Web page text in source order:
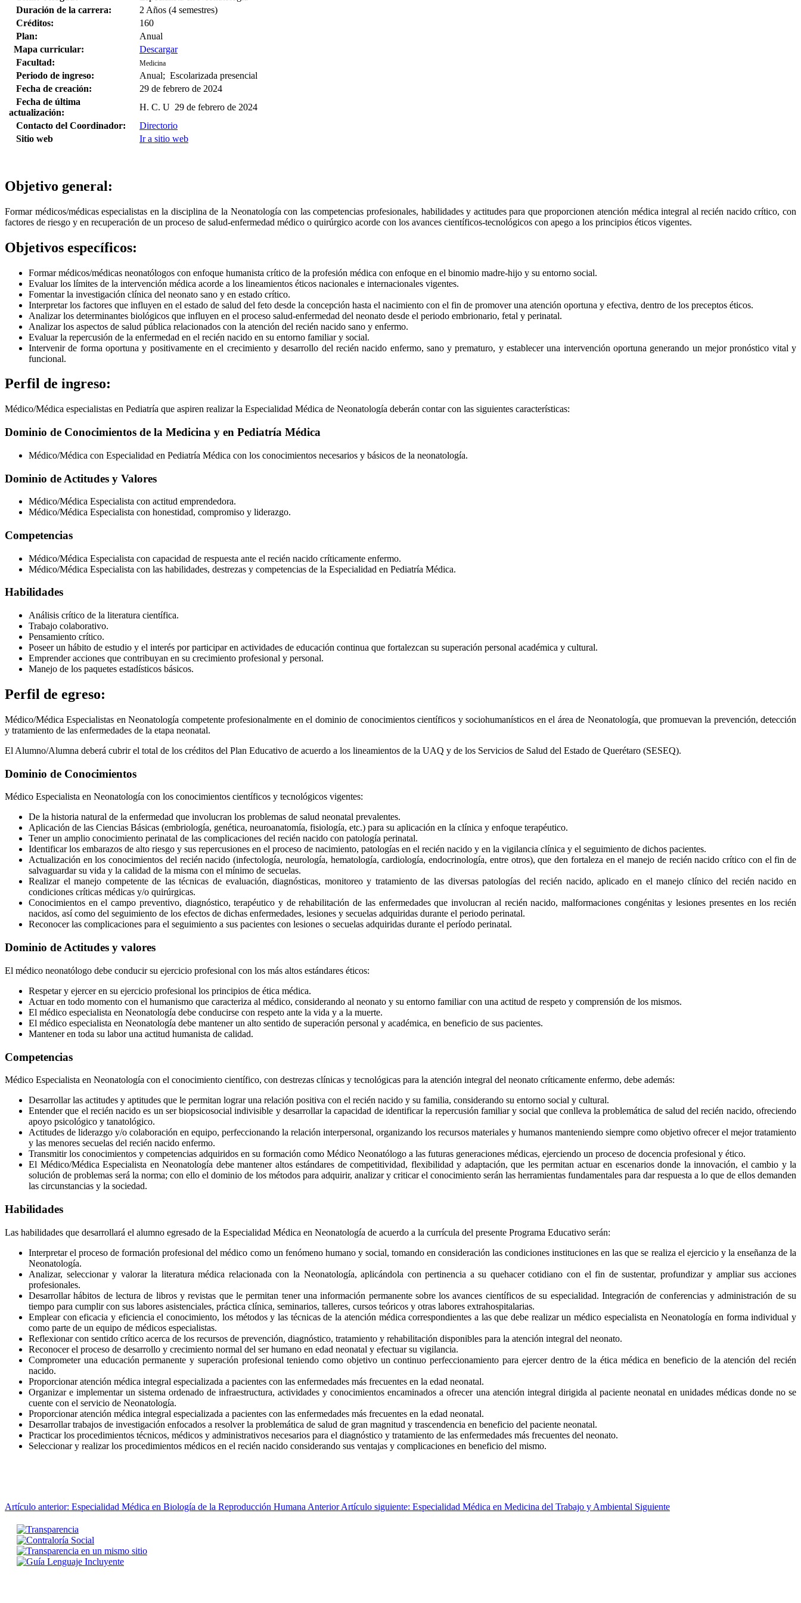
Duración de la carrera:
2 Años (4 semestres)
Créditos:
160
Plan:
Anual
Mapa curricular:
Descargar
Facultad:
Medicina
Periodo de ingreso:
Anual; Escolarizada presencial
Fecha de creación:
29 de febrero de 2024
Fecha de última
actualización:
H. C. U 29 de febrero de 2024
Contacto del Coordinador:
Directorio
Sitio web
Ir a sitio web
Objetivo general:
Formar médicos/médicas especialistas en la disciplina de la Neonatología con las competencias profesionales, habilidades y actitudes para que proporcionen atención médica integral al recién nacido crítico, con
factores de riesgo y en recuperación de un proceso de salud-enfermedad médico o quirúrgico acorde con los avances científicos-tecnológicos con apego a los principios éticos vigentes.
Objetivos específicos:
Formar médicos/médicas neonatólogos con enfoque humanista crítico de la profesión médica con enfoque en el binomio madre-hijo y su entorno social.
Evaluar los límites de la intervención médica acorde a los lineamientos éticos nacionales e internacionales vigentes.
Fomentar la investigación clínica del neonato sano y en estado crítico.
Interpretar los factores que influyen en el estado de salud del feto desde la concepción hasta el nacimiento con el fin de promover una atención oportuna y efectiva, dentro de los preceptos éticos.
Analizar los determinantes biológicos que influyen en el proceso salud-enfermedad del neonato desde el periodo embrionario, fetal y perinatal.
Analizar los aspectos de salud pública relacionados con la atención del recién nacido sano y enfermo.
Evaluar la repercusión de la enfermedad en el recién nacido en su entorno familiar y social.
Intervenir de forma oportuna y positivamente en el crecimiento y desarrollo del recién nacido enfermo, sano y prematuro, y establecer una intervención oportuna generando un mejor pronóstico vital y
funcional.
Perfil de ingreso:
Médico/Médica especialistas en Pediatría que aspiren realizar la Especialidad Médica de Neonatología deberán contar con las siguientes características:
Dominio de Conocimientos de la Medicina y en Pediatría Médica
Médico/Médica con Especialidad en Pediatría Médica con los conocimientos necesarios y básicos de la neonatología.
Dominio de Actitudes y Valores
Médico/Médica Especialista con actitud emprendedora.
Médico/Médica Especialista con honestidad, compromiso y liderazgo.
Competencias
Médico/Médica Especialista con capacidad de respuesta ante el recién nacido críticamente enfermo.
Médico/Médica Especialista con las habilidades, destrezas y competencias de la Especialidad en Pediatría Médica.
Habilidades
Análisis crítico de la literatura científica.
Trabajo colaborativo.
Pensamiento crítico.
Poseer un hábito de estudio y el interés por participar en actividades de educación continua que fortalezcan su superación personal académica y cultural.
Emprender acciones que contribuyan en su crecimiento profesional y personal.
Manejo de los paquetes estadísticos básicos.
Perfil de egreso:
Médico/Médica Especialistas en Neonatología competente profesionalmente en el dominio de conocimientos científicos y sociohumanísticos en el área de Neonatología, que promuevan la prevención, detección
y tratamiento de las enfermedades de la etapa neonatal.
El Alumno/Alumna deberá cubrir el total de los créditos del Plan Educativo de acuerdo a los lineamientos de la UAQ y de los Servicios de Salud del Estado de Querétaro (SESEQ).
Dominio de Conocimientos
Médico Especialista en Neonatología con los conocimientos científicos y tecnológicos vigentes:
De la historia natural de la enfermedad que involucran los problemas de salud neonatal prevalentes.
Aplicación de las Ciencias Básicas (embriología, genética, neuroanatomía, fisiología, etc.) para su aplicación en la clínica y enfoque terapéutico.
Tener un amplio conocimiento perinatal de las complicaciones del recién nacido con patología perinatal.
Identificar los embarazos de alto riesgo y sus repercusiones en el proceso de nacimiento, patologías en el recién nacido y en la vigilancia clínica y el seguimiento de dichos pacientes.
Actualización en los conocimientos del recién nacido (infectología, neurología, hematología, cardiología, endocrinología, entre otros), que den fortaleza en el manejo de recién nacido crítico con el fin de
salvaguardar su vida y la calidad de la misma con el mínimo de secuelas.
Realizar el manejo competente de las técnicas de evaluación, diagnósticas, monitoreo y tratamiento de las diversas patologías del recién nacido, aplicado en el manejo clínico del recién nacido en
condiciones críticas médicas y/o quirúrgicas.
Conocimientos en el campo preventivo, diagnóstico, terapéutico y de rehabilitación de las enfermedades que involucran al recién nacido, malformaciones congénitas y lesiones presentes en los recién
nacidos, así como del seguimiento de los efectos de dichas enfermedades, lesiones y secuelas adquiridas durante el periodo perinatal.
Reconocer las complicaciones para el seguimiento a sus pacientes con lesiones o secuelas adquiridas durante el período perinatal.
Dominio de Actitudes y valores
El médico neonatólogo debe conducir su ejercicio profesional con los más altos estándares éticos:
Respetar y ejercer en su ejercicio profesional los principios de ética médica.
Actuar en todo momento con el humanismo que caracteriza al médico, considerando al neonato y su entorno familiar con una actitud de respeto y comprensión de los mismos.
El médico especialista en Neonatología debe conducirse con respeto ante la vida y a la muerte.
El médico especialista en Neonatología debe mantener un alto sentido de superación personal y académica, en beneficio de sus pacientes.
Mantener en toda su labor una actitud humanista de calidad.
Competencias
Médico Especialista en Neonatología con el conocimiento científico, con destrezas clínicas y tecnológicas para la atención integral del neonato críticamente enfermo, debe además:
Desarrollar las actitudes y aptitudes que le permitan lograr una relación positiva con el recién nacido y su familia, considerando su entorno social y cultural.
Entender que el recién nacido es un ser biopsicosocial indivisible y desarrollar la capacidad de identificar la repercusión familiar y social que conlleva la problemática de salud del recién nacido, ofreciendo
apoyo psicológico y tanatológico.
Actitudes de liderazgo y/o colaboración en equipo, perfeccionando la relación interpersonal, organizando los recursos materiales y humanos manteniendo siempre como objetivo ofrecer el mejor tratamiento
y las menores secuelas del recién nacido enfermo.
Transmitir los conocimientos y competencias adquiridos en su formación como Médico Neonatólogo a las futuras generaciones médicas, ejerciendo un proceso de docencia profesional y ético.
El Médico/Médica Especialista en Neonatología debe mantener altos estándares de competitividad, flexibilidad y adaptación, que les permitan actuar en escenarios donde la innovación, el cambio y la
solución de problemas será la norma; con ello el dominio de los métodos para adquirir, analizar y criticar el conocimiento serán las herramientas fundamentales para dar respuesta a lo que de ellos demanden
las circunstancias y la sociedad.
Habilidades
Las habilidades que desarrollará el alumno egresado de la Especialidad Médica en Neonatología de acuerdo a la currícula del presente Programa Educativo serán:
Interpretar el proceso de formación profesional del médico como un fenómeno humano y social, tomando en consideración las condiciones instituciones en las que se realiza el ejercicio y la enseñanza de la
Neonatología.
Analizar, seleccionar y valorar la literatura médica relacionada con la Neonatología, aplicándola con pertinencia a su quehacer cotidiano con el fin de sustentar, profundizar y ampliar sus acciones
profesionales.
Desarrollar hábitos de lectura de libros y revistas que le permitan tener una información permanente sobre los avances científicos de su especialidad. Integración de conferencias y administración de su
tiempo para cumplir con sus labores asistenciales, práctica clínica, seminarios, talleres, cursos teóricos y otras labores extrahospitalarias.
Emplear con eficacia y eficiencia el conocimiento, los métodos y las técnicas de la atención médica correspondientes a las que debe realizar un médico especialista en Neonatología en forma individual y
como parte de un equipo de médicos especialistas.
Reflexionar con sentido crítico acerca de los recursos de prevención, diagnóstico, tratamiento y rehabilitación disponibles para la atención integral del neonato.
Reconocer el proceso de desarrollo y crecimiento normal del ser humano en edad neonatal y efectuar su vigilancia.
Comprometer una educación permanente y superación profesional teniendo como objetivo un continuo perfeccionamiento para ejercer dentro de la ética médica en beneficio de la atención del recién
nacido.
Proporcionar atención médica integral especializada a pacientes con las enfermedades más frecuentes en la edad neonatal.
Organizar e implementar un sistema ordenado de infraestructura, actividades y conocimientos encaminados a ofrecer una atención integral dirigida al paciente neonatal en unidades médicas donde no se
cuente con el servicio de Neonatología.
Proporcionar atención médica integral especializada a pacientes con las enfermedades más frecuentes en la edad neonatal.
Desarrollar trabajos de investigación enfocados a resolver la problemática de salud de gran magnitud y trascendencia en beneficio del paciente neonatal.
Practicar los procedimientos técnicos, médicos y administrativos necesarios para el diagnóstico y tratamiento de las enfermedades más frecuentes del neonato.
Seleccionar y realizar los procedimientos médicos en el recién nacido considerando sus ventajas y complicaciones en beneficio del mismo.
Artículo anterior: Especialidad Médica en Biología de la Reproducción Humana Anterior Artículo siguiente: Especialidad Médica en Medicina del Trabajo y Ambiental Siguiente